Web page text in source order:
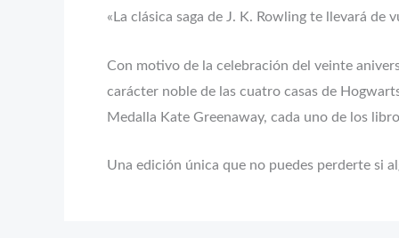
«La clásica saga de J. K. Rowling te llevará
Con motivo de la celebración del veinte
carácter noble de las cuatro casas de
Medalla Kate Greenaway, cada uno de los
Una edición única que no puedes perderte si